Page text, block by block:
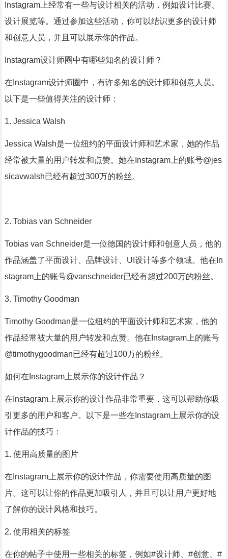
Instagram上经常有一些与设计相关的活动，例如设计比赛、
设计展览等。通过参加这些活动，你可以结识更多的设计师
和创意人员，并且可以展示你的作品。
Instagram设计师圈中有哪些知名的设计师？
在Instagram设计师圈中，有许多知名的设计师和创意人员。
以下是一些值得关注的设计师：
1. Jessica Walsh
Jessica Walsh是一位纽约的平面设计师和艺术家，她的作品
经常被大量的用户转发和点赞。她在Instagram上的账号@jes
sicavwalsh已经有超过300万的粉丝。
2. Tobias van Schneider
Tobias van Schneider是一位德国的设计师和创意人员，他的
作品涵盖了平面设计、品牌设计、UI设计等多个领域。他在In
stagram上的账号@vanschneider已经有超过200万的粉丝。
3. Timothy Goodman
Timothy Goodman是一位纽约的平面设计师和艺术家，他的
作品经常被大量的用户转发和点赞。他在Instagram上的账号
@timothygoodman已经有超过100万的粉丝。
如何在Instagram上展示你的设计作品？
在Instagram上展示你的设计作品非常重要，这可以帮助你吸
引更多的用户和客户。以下是一些在Instagram上展示你的设
计作品的技巧：
1. 使用高质量的图片
在Instagram上展示你的设计作品，你需要使用高质量的图
片。这可以让你的作品更加吸引人，并且可以让用户更好地
了解你的设计风格和技巧。
2. 使用相关的标签
在你的帖子中使用一些相关的标签，例如#设计师、#创意、#